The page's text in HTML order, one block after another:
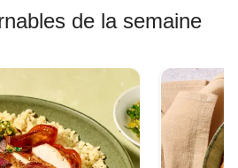
de la semaine